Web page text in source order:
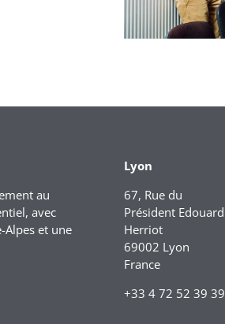
au
avec
Alpes et une
Lyon
67, Rue du
Président Edouard
Herriot
69002 Lyon
France
+33 4 72 52 39 39